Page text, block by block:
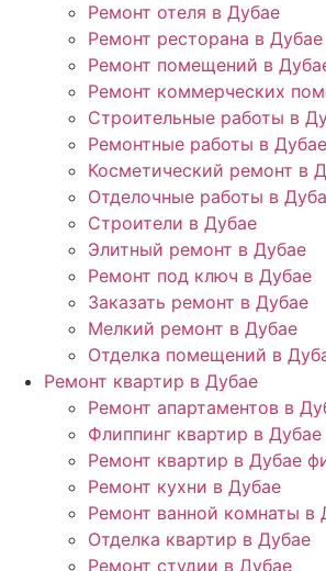
Ремонт отеля в Дубае
Ремонт ресторана в Дубае
Ремонт помещений в
Ремонт коммерческих
Строительные работы в
Ремонтные работы в Дубае
Косметический ремонт в
Отделочные работы в
Строители в Дубае
Элитный ремонт в Дубае
Ремонт под ключ в Дубае
Заказать ремонт в Дубае
Мелкий ремонт в Дубае
Отделка помещений в
Ремонт квартир в Дубае
Ремонт апартаментов в
Флиппинг квартир в Дубае
Ремонт квартир в Дубае
Ремонт кухни в Дубае
Ремонт ванной комнаты в
Отделка квартир в Дубае
Ремонт студии в Дубае